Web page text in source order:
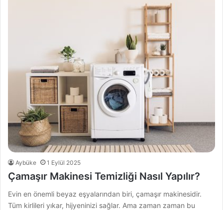
Aybüke 1 Eylül 2025
Çamaşır Makinesi Temizliği Nasıl Yapılır?
Evin en önemli beyaz eşyalarından biri, çamaşır makinesidir.
Tüm kirlileri yıkar, hijyeninizi sağlar. Ama zaman zaman bu